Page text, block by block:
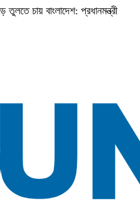
তুলতে চায় বাংলাদেশ: প্রধানমন্ত্রী